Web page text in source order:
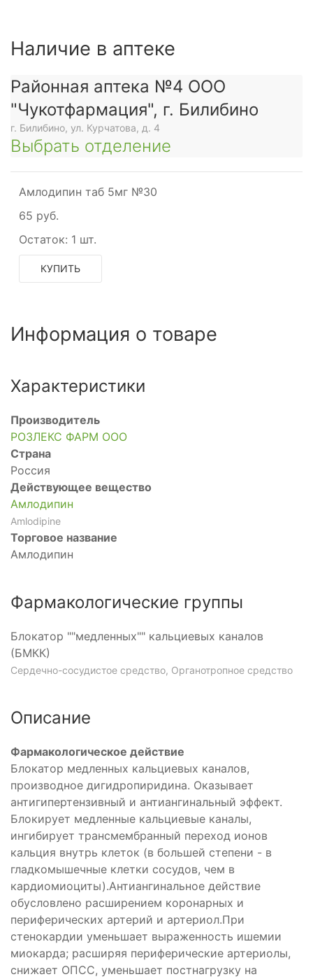
Наличие в аптеке
Районная аптека №4 ООО
"Чукотфармация", г. Билибино
г. Билибино, ул. Курчатова, д. 4
Выбрать отделение
Амлодипин таб 5мг №30
65 руб.
Остаток: 1 шт.
КУПИТЬ
Информация о товаре
Характеристики
Производитель
РОЗЛЕКС ФАРМ ООО
Страна
Россия
Действующее вещество
Амлодипин
Amlodipine
Торговое название
Амлодипин
Фармакологические группы
Блокатор ""медленных"" кальциевых каналов
(БМКК)
Сердечно-сосудистое средство, Органотропное средство
Описание
Фармакологическое действие
Блокатор медленных кальциевых каналов,
производное дигидропиридина. Оказывает
антигипертензивный и антиангинальный эффект.
Блокирует медленные кальциевые каналы,
ингибирует трансмембранный переход ионов
кальция внутрь клеток (в большей степени - в
гладкомышечные клетки сосудов, чем в
кардиомиоциты).Антиангинальное действие
обусловлено расширением коронарных и
периферических артерий и артериол.При
стенокардии уменьшает выраженность ишемии
миокарда; расширяя периферические артериолы,
снижает ОПСС, уменьшает постнагрузку на